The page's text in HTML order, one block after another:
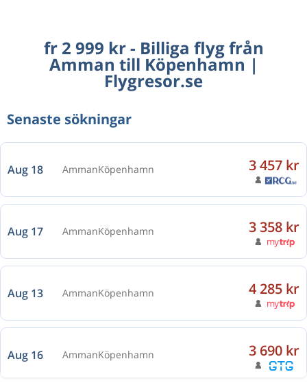
fr 2 999 kr - Billiga flyg från
Amman till Köpenhamn |
Flygresor.se
Senaste sökningar
Aug 18 AmmanKöpenhamn 3 457 kr
Aug 17 AmmanKöpenhamn 3 358 kr
Aug 13 AmmanKöpenhamn 4 285 kr
Aug 16 AmmanKöpenhamn 3 690 kr